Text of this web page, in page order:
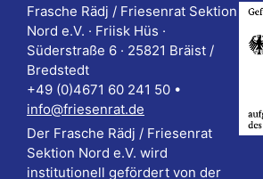
Frasche Rädj / Friesenrat Sektion
Nord e.V. · Friisk Hüs ·
Süderstraße 6 · 25821 Bräist /
Bredstedt
+49 (0)4671 60 241 50 •
info@friesenrat.de
Der Frasche Rädj / Friesenrat
Sektion Nord e.V. wird
institutionell gefördert von der